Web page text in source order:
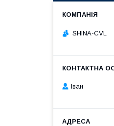
SHINA-CVL
Іван